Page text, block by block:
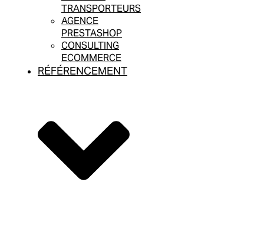
TRANSPORTEURS
AGENCE
PRESTASHOP
CONSULTING
ECOMMERCE
RÉFÉRENCEMENT